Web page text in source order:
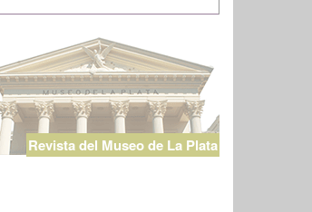
Revista del Museo de La Plata